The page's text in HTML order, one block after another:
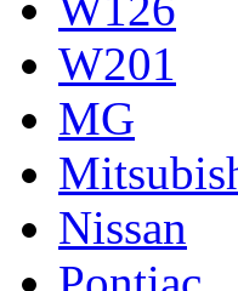
W201
MG
Nissan